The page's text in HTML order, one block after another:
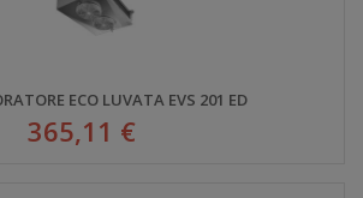
ECO LUVATA EVS 201 ED
365,11 €